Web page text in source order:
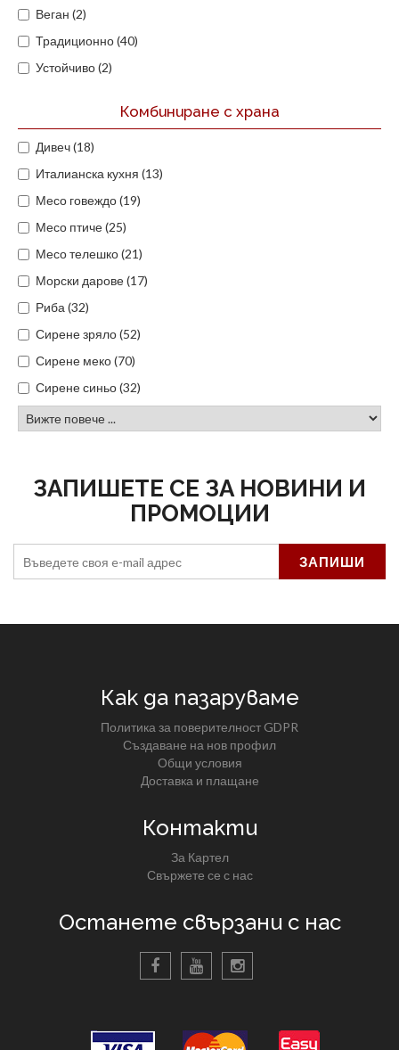
Веган (2)
Традиционно (40)
Устойчиво (2)
Комбиниране с храна
Дивеч (18)
Италианска кухня (13)
Месо говеждо (19)
Месо птиче (25)
Месо телешко (21)
Морски дарове (17)
Риба (32)
Сирене зряло (52)
Сирене меко (70)
Сирене синьо (32)
ЗАПИШЕТЕ СЕ ЗА НОВИНИ И
ПРОМОЦИИ
Как да пазаруваме
Политика за поверителност GDPR
Създаване на нов профил
Общи условия
Доставка и плащане
Контакти
За Картел
Свържете се с нас
Останете свързани с нас